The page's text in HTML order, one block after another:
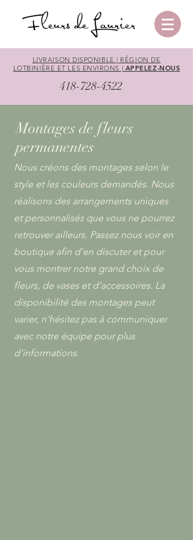
LIVRAISON DISPONIBLE | RÉGION DE
LOTBINIÈRE ET LES ENVIRONS | APPELEZ-NOUS
418-728-4522
Montages de fleurs
permanentes
Nous créons des montages selon le
style et les couleurs demandés. Nous
réalisons des arrangements uniques
et personnalisés que vous ne pourrez
retrouver ailleurs. Passez nous voir en
boutique afin ​d'en discuter et pour
vous montrer notre grand choix de
fleurs, de vases et d'accessoires. La
disponibilité des montages peut
varier, n'hésitezpas à communiquer
avec notre équipe pour plus
d'informations.